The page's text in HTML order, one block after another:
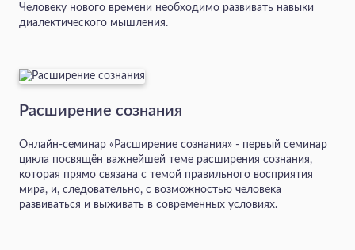
Человеку нового времени необходимо развивать навыки
диалектического мышления.
Расширение сознания
Онлайн-семинар «Расширение сознания» - первый семинар
цикла посвящён важнейшей теме расширения сознания,
которая прямо связана с темой правильного восприятия
мира, и, следовательно, с возможностью человека
развиваться и выживать в современных условиях.